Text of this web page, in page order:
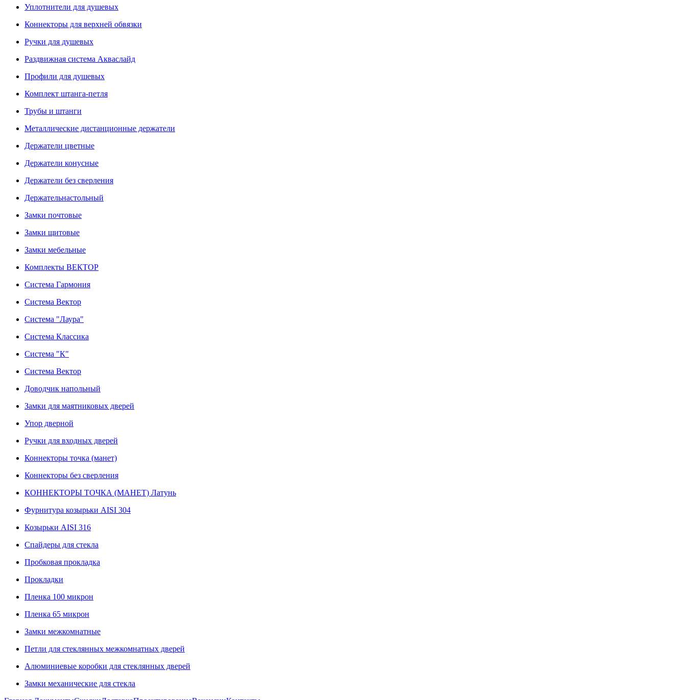
Уплотнители для душевых
Коннекторы для верхней обвязки
Ручки для душевых
Раздвижная система Акваслайд
Профили для душевых
Комплект штанга-петля
Трубы и штанги
Металлические дистанционные держатели
Держатели цветные
Держатели конусные
Держатели без сверления
Держательнастольный
Замки почтовые
Замки щитовые
Замки мебельные
Комплекты ВЕКТОР
Система Гармония
Система Вектор
Система "Лаура"
Система Классика
Система "К"
Система Вектор
Доводчик напольный
Замки для маятниковых дверей
Упор дверной
Ручки для входных дверей
Коннекторы точка (манет)
Коннекторы без сверления
КОННЕКТОРЫ ТОЧКА (МАНЕТ) Латунь
Фурнитура козырьки AISI 304
Козырьки AISI 316
Спайдеры для стекла
Пробковая прокладка
Прокладки
Пленка 100 микрон
Пленка 65 микрон
Замки межкомнатные
Петли для стеклянных межкомнатных дверей
Алюминиевые коробки для стеклянных дверей
Замки механические для стекла